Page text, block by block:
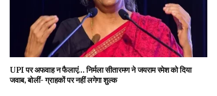
UPI पर अफवाह न फैलाएं… निर्मला सीतारमण ने जयराम रमेश को दिया
जवाब, बोलीं- ग्राहकों पर नहीं लगेगा शुल्क